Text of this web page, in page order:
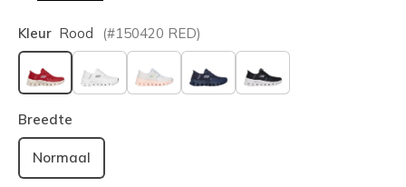
Kleur Rood (#150420 RED)
geselecteerd
Breedte
Normaal